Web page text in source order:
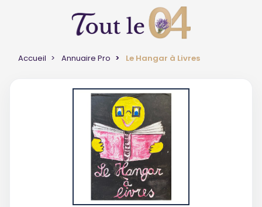
Accueil Annuaire Pro Le Hangar à Livres